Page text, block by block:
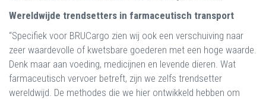
Wereldwijde trendsetters in farmaceutisch transport
“Specifiek voor BRUCargo zien wij ook een verschuiving naar
zeer waardevolle of kwetsbare goederen met een hoge waarde.
Denk maar aan voeding, medicijnen en levende dieren. Wat
farmaceutisch vervoer betreft, zijn we zelfs trendsetter
wereldwijd. De methodes die we hier ontwikkeld hebben om